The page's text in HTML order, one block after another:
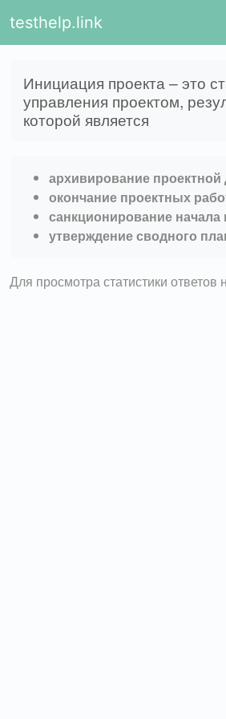
testhelp.link
Инициация проекта – это
управления проектом,
которой является
архивирование проектной
окончание проектных
санкционирование начала
утверждение сводного
Для просмотра статистики ответов